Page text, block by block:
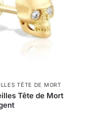
TÊTE DE MORT
Tête de Mort